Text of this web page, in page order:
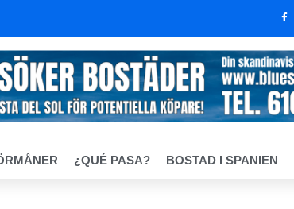
¿QUÉ PASA? BOSTAD I SPANIEN